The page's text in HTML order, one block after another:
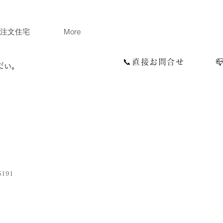
文住宅 More
。
📞直接お問合せ